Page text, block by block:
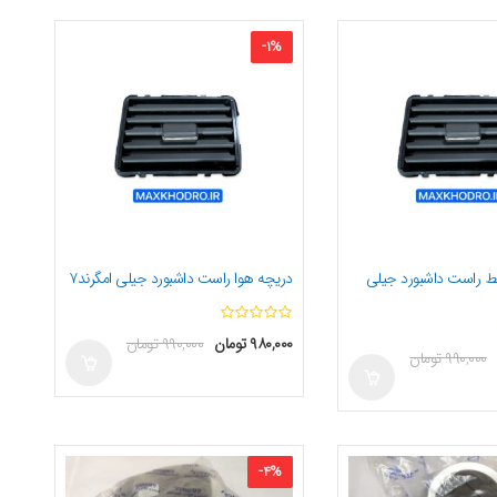
-1%
دریچه هوا راست داشبورد جیلی امگرند۷
۹۹۰,۰۰۰تومان ۹۸۰,۰۰۰تومان
راست داشبورد جیلی
۹۹۰,۰۰۰تومان
-4%